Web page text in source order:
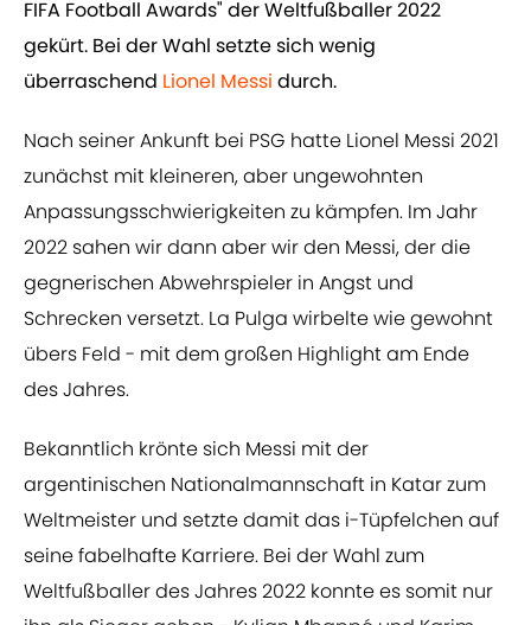
FIFA Football Awards" der Weltfußballer 2022
gekürt. Bei der Wahl setzte sich wenig
überraschend Lionel Messi durch.
Nach seiner Ankunft bei PSG hatte Lionel Messi 2021
zunächst mit kleineren, aber ungewohnten
Anpassungsschwierigkeiten zu kämpfen. Im Jahr
2022 sahen wir dann aber wir den Messi, der die
gegnerischen Abwehrspieler in Angst und
Schrecken versetzt. La Pulga wirbelte wie gewohnt
übers Feld - mit dem großen Highlight am Ende
des Jahres.
Bekanntlich krönte sich Messi mit der
argentinischen Nationalmannschaft in Katar zum
Weltmeister und setzte damit das i-Tüpfelchen auf
seine fabelhafte Karriere. Bei der Wahl zum
Weltfußballer des Jahres 2022 konnte es somit nur